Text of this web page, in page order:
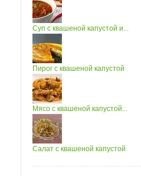
Суп с квашеной капустой и...
Пирог с квашеной капустой
Мясо с квашеной капустой...
Салат с квашеной капустой